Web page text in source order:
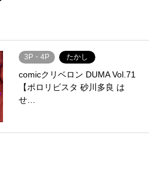
3P・4P たかし
comicクリベロン DUMA Vol.71
【ポロリビスタ 砂川多良 は
せ…